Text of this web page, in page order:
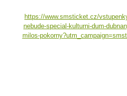
https://www.smsticket.cz/
nebude-special-kulturni-dum-
milos-